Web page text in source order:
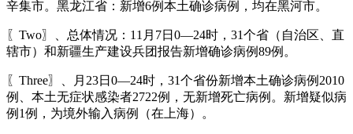
辛集市。黑龙江省：新增6例本土确诊病例，均在黑河市。
〖Two〗、总体情况：11月7日0—24时，31个省（自治区、直
辖市）和新疆生产建设兵团报告新增确诊病例89例。
〖Three〗、月23日0—24时，31个省份新增本土确诊病例2010
例、本土无症状感染者2722例，无新增死亡病例。新增疑似病
例1例，为境外输入病例（在上海）。